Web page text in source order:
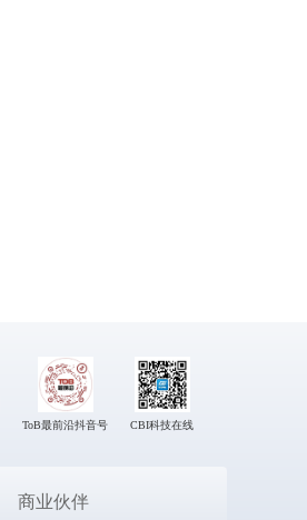
ToB最前沿抖音号 CBI科技在线
商业伙伴